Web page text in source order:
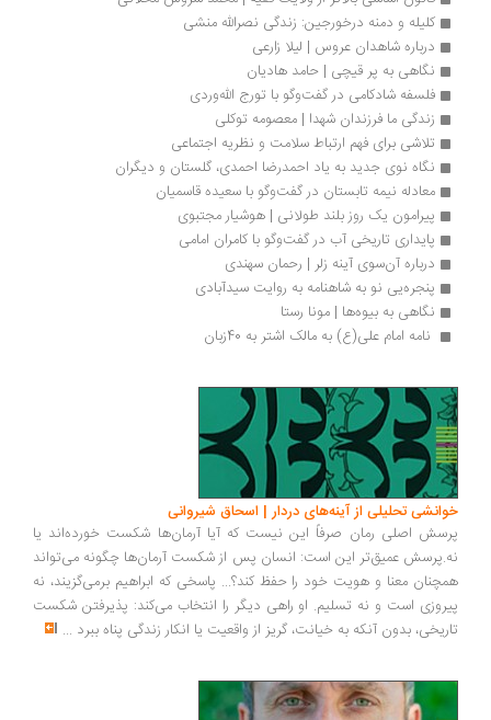
کلیله و دمنه درخورجین: زندگی نصرالله منشی
درباره شاهدان عروس | لیلا زارعی
نگاهی به پر قیچی | حامد هادیان
فلسفه شادکامی در گفت‌وگو با تورج الله‌وردی
زندگی ما فرزندان شهدا | معصومه توکلی
تلاشی برای فهم ارتباط سلامت و نظریه اجتماعی
نگاه نوی جدید به یاد احمدرضا احمدی، گلستان و دیگران
معادله نیمه تابستان در گفت‌وگو با سعیده قاسمیان
پیرامون یک روز بلند طولانی | هوشیار مجتبوی
پایداری تاریخی آب در گفت‌وگو با کامران امامی
درباره‌ آن‌سوی آینه زلر | رحمان سهندی
پنجره‌یی نو به شاهنامه به روایت سیدآبادی
نگاهی به بیوه‌ها | مونا رستا
نامه امام علی(ع) به مالک اشتر به 40زبان
تحلیلی از آینه‌های دردار | اسحاق شیروانی
اصلی رمان صرفاً این نیست که آیا آرمان‌ها شکست خورده‌اند یا
عمیق‌تر این است: انسان پس از شکست آرمان‌ها چگونه می‌تواند
معنا و هویت خود را حفظ کند؟... پاسخی که ابراهیم برمی‌گزیند، نه
است و نه تسلیم. او راهی دیگر را انتخاب می‌کند: پذیرفتن شکست
بدون آنکه به خیانت، گریز از واقعیت یا انکار زندگی پناه ببرد...